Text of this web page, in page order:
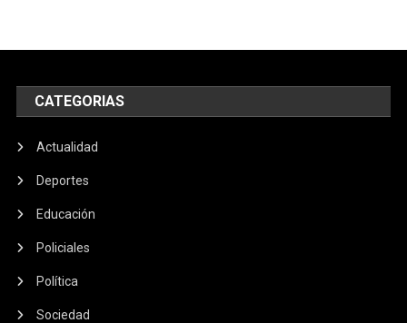
CATEGORIAS
Actualidad
Deportes
Educación
Policiales
Política
Sociedad